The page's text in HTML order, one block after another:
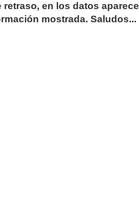
retraso, en los datos
mostrada. Saludos...